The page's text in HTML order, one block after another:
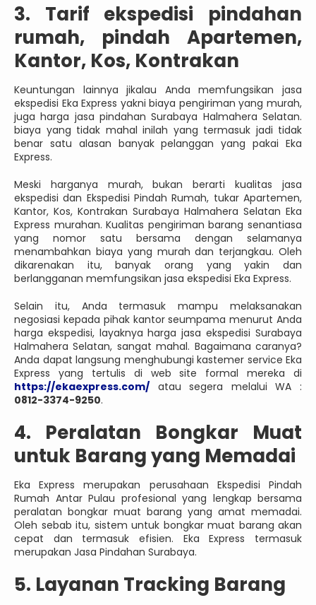
3. Tarif ekspedisi pindahan
rumah, pindah Apartemen,
Kantor, Kos, Kontrakan
Keuntungan lainnya jikalau Anda memfungsikan jasa
ekspedisi Eka Express yakni biaya pengiriman yang murah,
juga harga jasa pindahan Surabaya Halmahera Selatan.
biaya yang tidak mahal inilah yang termasuk jadi tidak
benar satu alasan banyak pelanggan yang pakai Eka
Express.
Meski harganya murah, bukan berarti kualitas jasa
ekspedisi dan Ekspedisi Pindah Rumah, tukar Apartemen,
Kantor, Kos, Kontrakan Surabaya Halmahera Selatan Eka
Express murahan. Kualitas pengiriman barang senantiasa
yang nomor satu bersama dengan selamanya
menambahkan biaya yang murah dan terjangkau. Oleh
dikarenakan itu, banyak orang yang yakin dan
berlangganan memfungsikan jasa ekspedisi Eka Express.
Selain itu, Anda termasuk mampu melaksanakan
negosiasi kepada pihak kantor seumpama menurut Anda
harga ekspedisi, layaknya harga jasa ekspedisi Surabaya
Halmahera Selatan, sangat mahal. Bagaimana caranya?
Anda dapat langsung menghubungi kastemer service Eka
Express yang tertulis di web site formal mereka di
https://ekaexpress.com/ atau segera melalui WA :
0812-3374-9250.
4. Peralatan Bongkar Muat
untuk Barang yang Memadai
Eka Express merupakan perusahaan Ekspedisi Pindah
Rumah Antar Pulau profesional yang lengkap bersama
peralatan bongkar muat barang yang amat memadai.
Oleh sebab itu, sistem untuk bongkar muat barang akan
cepat dan termasuk efisien. Eka Express termasuk
merupakan Jasa Pindahan Surabaya.
5. Layanan Tracking Barang